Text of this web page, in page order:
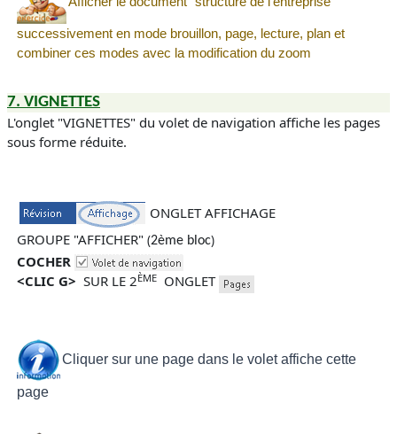
successivement en mode brouillon, page, lecture, plan et
combiner ces modes avec la modification du zoom
7. VIGNETTES
L'onglet "VIGNETTES" du volet de navigation affiche les pages
sous forme réduite.
ONGLET AFFICHAGE
GROUPE "AFFICHER" (2ème bloc)
COCHER
<CLIC G> SUR LE 2ÈME ONGLET
Cliquer sur une page dans le volet affiche cette
page